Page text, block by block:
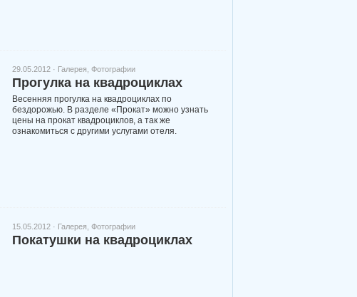
29.05.2012 · Галерея Фотографии
Прогулка на квадроциклах
Весенняя прогулка на квадроциклах по
бездорожью. В разделе «Прокат» можно узнать
цены на прокат квадроциклов, а так же
ознакомиться с другими услугами отеля.
15.05.2012 · Галерея Фотографии
Покатушки на квадроциклах